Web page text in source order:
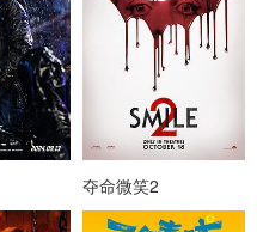
夺命微笑2